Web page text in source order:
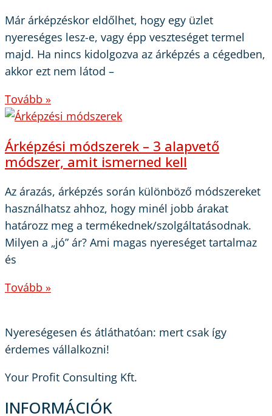
Már árképzéskor eldőlhet, hogy egy üzlet
nyereséges lesz-e, vagy épp veszteséget termel
majd. Ha nincs kidolgozva az árképzés a cégedben,
akkor ezt nem látod –
Tovább »
Árképzési módszerek – 3 alapvető
módszer, amit ismerned kell
Az árazás, árképzés során különböző módszereket
használhatsz ahhoz, hogy minél jobb árakat
határozz meg a termékednek/szolgáltatásodnak.
Milyen a „jó” ár? Ami magas nyereséget tartalmaz
és
Tovább »
Nyereségesen és átláthatóan: mert csak így
érdemes vállalkozni!
Your Profit Consulting Kft.
INFORMÁCIÓK